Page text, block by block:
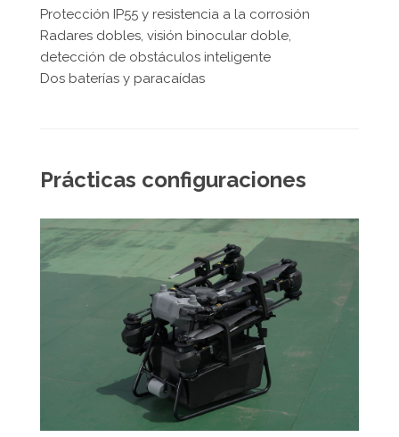
Protección IP55 y resistencia a la corrosión
Radares dobles, visión binocular doble,
detección de obstáculos inteligente
Dos baterías y paracaídas
Prácticas configuraciones